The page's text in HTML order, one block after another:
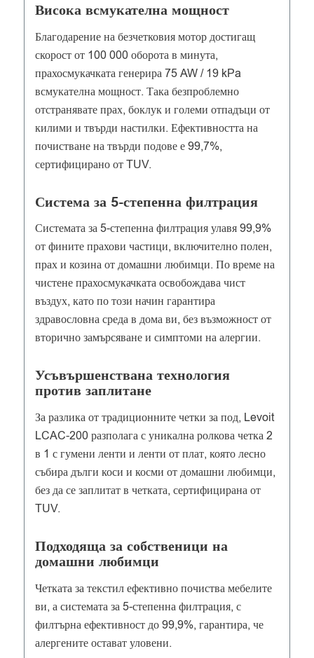
Висока всмукателна мощност
Благодарение на безчетковия мотор достигащ
скорост от 100 000 оборота в минута,
прахосмукачката генерира 75 AW / 19 kPa
всмукателна мощност. Така безпроблемно
отстранявате прах, боклук и големи отпадъци от
килими и твърди настилки. Ефективността на
почистване на твърди подове е 99,7%,
сертифицирано от TUV.
Система за 5-степенна филтрация
Системата за 5-степенна филтрация улавя 99,9%
от фините прахови частици, включително полен,
прах и козина от домашни любимци. По време на
чистене прахосмукачката освобождава чист
въздух, като по този начин гарантира
здравословна среда в дома ви, без възможност от
вторично замърсяване и симптоми на алергии.
Усъвършенствана технология
против заплитане
За разлика от традиционните четки за под, Levoit
LCAC-200 разполага с уникална ролкова четка 2
в 1 с гумени ленти и ленти от плат, която лесно
събира дълги коси и косми от домашни любимци,
без да се заплитат в четката, сертифицирана от
TUV.
Подходяща за собственици на
домашни любимци
Четката за текстил ефективно почиства мебелите
ви, а системата за 5-степенна филтрация, с
филтърна ефективност до 99,9%, гарантира, че
алергените остават уловени.